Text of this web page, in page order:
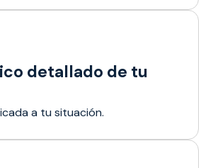
detallado de tu
a tu situación.